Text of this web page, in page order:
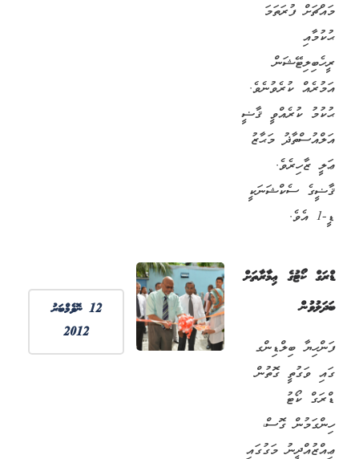
މައްޗަށް ފުރަތަމަ
ޙުކުމާއި
ރީހެބިލިޓޭޝަން
އަމުރެއް ކުރެވުނެވެ.
ޙުކުމު ކުރެއްވީ ޤާޟީ
އަލްއުސްތާޛު މަޙާޒު
ޢަލީ ޒާހިރެވެ.
ޤާޟީގެ ސެކްޝަނަކީ
ޑީ-1 އެވެ.
12 ނޮވެމްބަރު
2012
ޑްރަގް ކޯޓުގެ ޢިމާރާތަށް
ބަދަލުވުން
ފަންހިޔާ ބިލްޑިންގ
ގައި ވަގުތީ ގޮތުން
ޑްރަގް ކޯޓު
ހިންގަމުން ގޮސް،
ޢިއްޒުއްދީނު މަގުގައި